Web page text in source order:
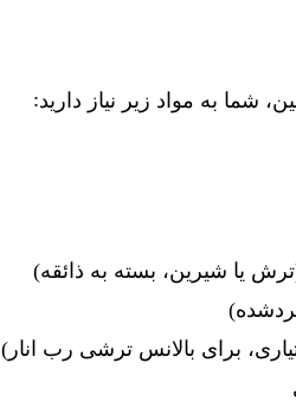
شما به مواد زیر نیاز دارید:
یا شیرین، بسته به ذائقه)
برای بالانس ترشی رب انار)